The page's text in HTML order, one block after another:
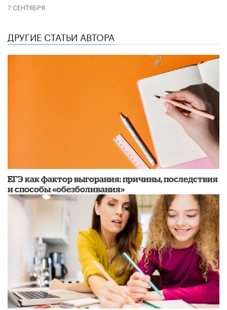
7 СЕНТЯБРЯ
ДРУГИЕ СТАТЬИ АВТОРА
​ЕГЭ как фактор выгорания: причины, последствия
и способы «обезболивания»